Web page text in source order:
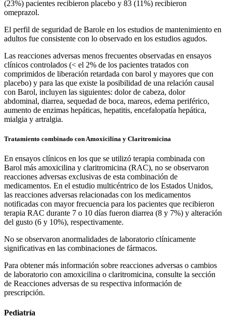
(23%) pacientes recibieron placebo y 83 (11%) recibieron
omeprazol.
El perfil de seguridad de Barole en los estudios de mantenimiento en
adultos fue consistente con lo observado en los estudios agudos.
Las reacciones adversas menos frecuentes observadas en ensayos
clínicos controlados (< el 2% de los pacientes tratados con
comprimidos de liberación retardada con barol y mayores que con
placebo) y para las que existe la posibilidad de una relación causal
con Barol, incluyen las siguientes: dolor de cabeza, dolor
abdominal, diarrea, sequedad de boca, mareos, edema periférico,
aumento de enzimas hepáticas, hepatitis, encefalopatía hepática,
mialgia y artralgia.
Tratamiento combinado con Amoxicilina y Claritromicina
En ensayos clínicos en los que se utilizó terapia combinada con
Barol más amoxicilina y claritromicina (RAC), no se observaron
reacciones adversas exclusivas de esta combinación de
medicamentos. En el estudio multicéntrico de los Estados Unidos,
las reacciones adversas relacionadas con los medicamentos
notificadas con mayor frecuencia para los pacientes que recibieron
terapia RAC durante 7 o 10 días fueron diarrea (8 y 7%) y alteración
del gusto (6 y 10%), respectivamente.
No se observaron anormalidades de laboratorio clínicamente
significativas en las combinaciones de fármacos.
Para obtener más información sobre reacciones adversas o cambios
de laboratorio con amoxicilina o claritromicina, consulte la sección
de Reacciones adversas de su respectiva información de
prescripción.
Pediatría